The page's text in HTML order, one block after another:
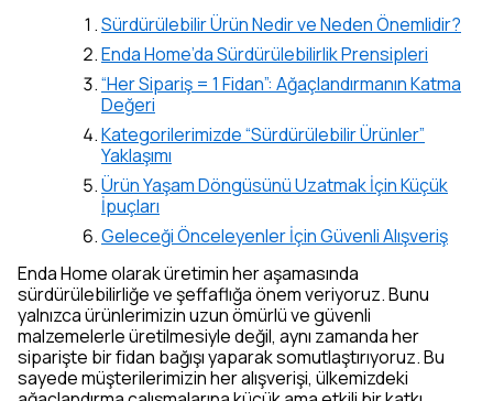
Sürdürülebilir Ürün Nedir ve Neden Önemlidir?
Enda Home’da Sürdürülebilirlik Prensipleri
“Her Sipariş = 1 Fidan”: Ağaçlandırmanın Katma
Değeri
Kategorilerimizde “Sürdürülebilir Ürünler”
Yaklaşımı
Ürün Yaşam Döngüsünü Uzatmak İçin Küçük
İpuçları
Geleceği Önceleyenler İçin Güvenli Alışveriş
Enda Home olarak üretimin her aşamasında
sürdürülebilirliğe ve şeffaflığa önem veriyoruz. Bunu
yalnızca ürünlerimizin uzun ömürlü ve güvenli
malzemelerle üretilmesiyle değil, aynı zamanda her
siparişte bir fidan bağışı yaparak somutlaştırıyoruz. Bu
sayede müşterilerimizin her alışverişi, ülkemizdeki